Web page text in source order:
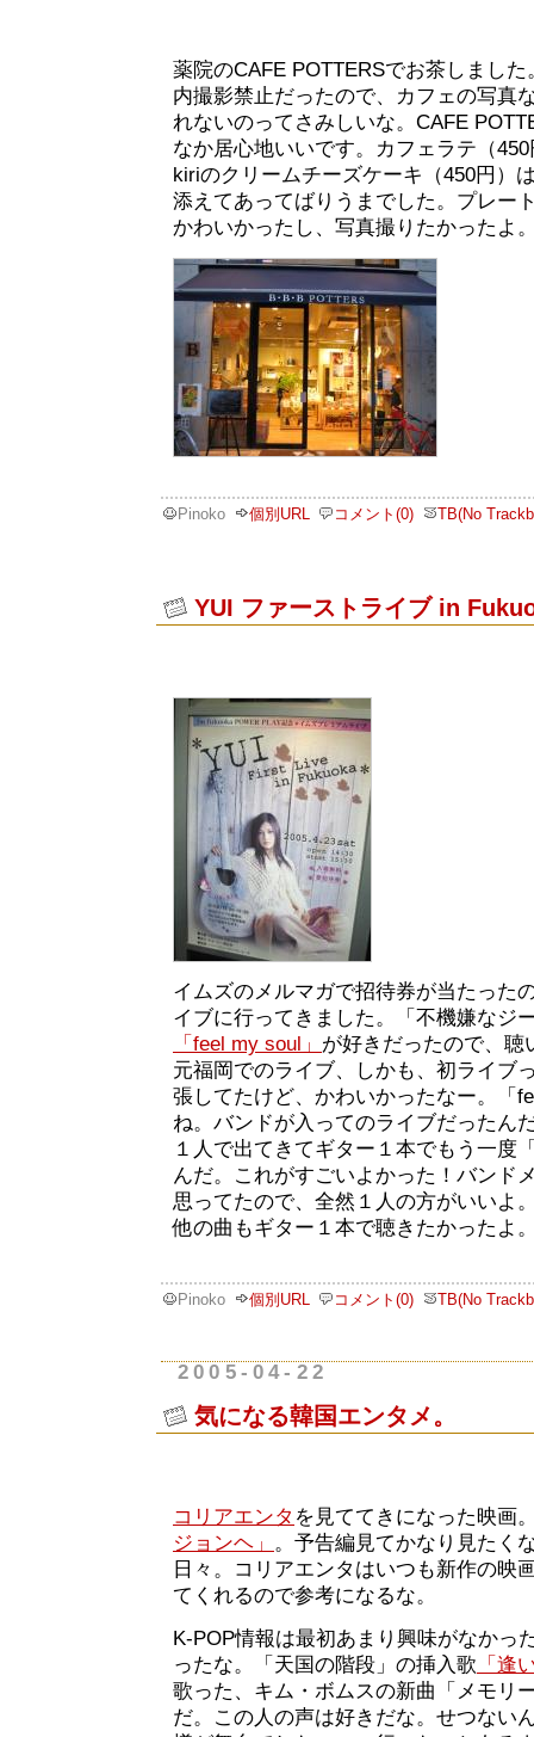
薬院のCAFE POTTERSでお茶しました
内撮影禁止だったので、カフェの写真
れないのってさみしいな。CAFE
なか居心地いいです。カフェラテ（
kiriのクリームチーズケーキ（450円）
添えてあってばりうまでした。プレー
かわいかったし、写真撮りたかったよ
Pinoko 個別URL コメント(0) TB(No
YUI ファーストライブ in
イムズのメルマガで招待券が当たった
イブに行ってきました。「不機嫌なジ
「feel my soul」 が好きだったので、聴
元福岡でのライブ、しかも、初ライブ
張してたけど、かわいかったなー。「
ね。バンドが入ってのライブだったん
１人で出てきてギター１本でもう一度
んだ。これがすごいよかった！バンド
思ってたので、全然１人の方がいいよ
他の曲もギター１本で聴きたかったよ
Pinoko 個別URL コメント(0) TB(No
2005-04-22
気になる韓国エンタメ。
コリアエンタ を見ててきになった映画
ジョンヘ」 。予告編見てかなり見たく
日々。コリアエンタはいつも新作の映
てくれるので参考になるな。
K-POP情報は最初あまり興味がなかっ
ったな。「天国の階段」の挿入歌 「逢
歌った、キム・ボムスの新曲「メモリ
だ。この人の声は好きだな。せつない